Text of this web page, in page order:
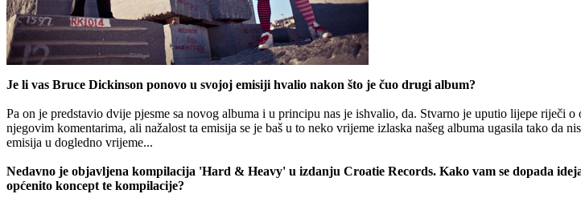
Je li vas Bruce Dickinson ponovo u svojoj emisiji hvalio nakon što je čuo drugi album?
Pa on je predstavio dvije pjesme sa novog albuma i u principu nas je ishvalio, da. Stvarno je uputio lijepe riječi
njegovim komentarima, ali nažalost ta emisija se je baš u to neko vrijeme izlaska našeg albuma ugasila tako
emisija u dogledno vrijeme...
Nedavno je objavljena kompilacija 'Hard & Heavy' u izdanju Croatie Records. Kako vam se dopada
općenito koncept te kompilacije?